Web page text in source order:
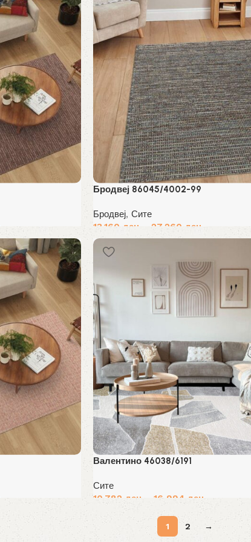
Бродвеј 86045/4002-99
Бродвеј, Сите
13,160 ден 27,260 ден
Валентино 46038/6191
Сите
10,782 ден 16,994 ден
1 2 →